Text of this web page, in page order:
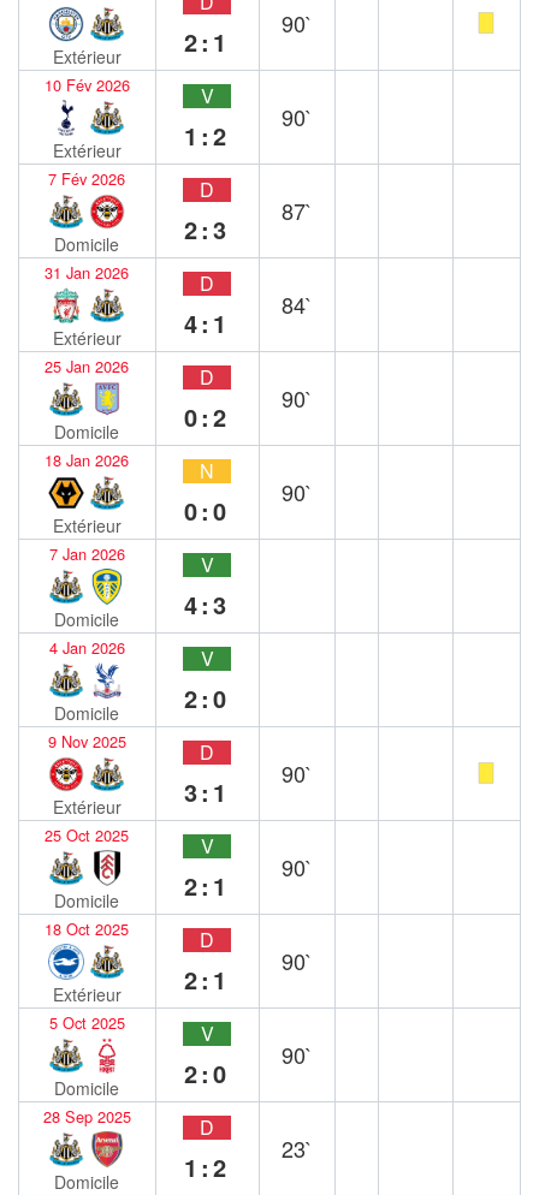
Extérieur 2:1
90`
10 Fév 2026
Extérieur
V
1:2
90`
7 Fév 2026
Domicile
D
2:3
87`
31 Jan 2026
Extérieur
D
4:1
84`
25 Jan 2026
Domicile
D
0:2
90`
18 Jan 2026
Extérieur
N
0:0
90`
7 Jan 2026
Domicile
V
4:3
4 Jan 2026
Domicile
V
2:0
9 Nov 2025
Extérieur
D
3:1
90`
25 Oct 2025
Domicile
V
2:1
90`
18 Oct 2025
Extérieur
D
2:1
90`
5 Oct 2025
Domicile
V
2:0
90`
28 Sep 2025
Domicile
D
1:2
23`